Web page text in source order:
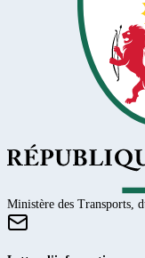
Ministère des Transports,